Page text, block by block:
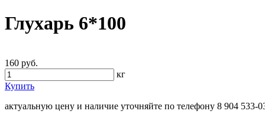
Глухарь 6*100
160 руб.
кг
Купить
актуальную цену и наличие уточняйте по телефону 8 904 533-